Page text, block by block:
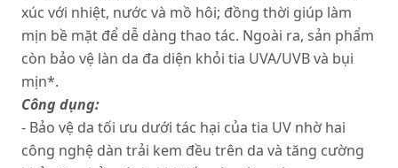
xúc với nhiệt, nước và mồ hôi; đồng thời giúp làm
mịn bề mặt để dễ dàng thao tác. Ngoài ra, sản phẩm
còn bảo vệ làn da đa diện khỏi tia UVA/UVB và bụi
mịn*.
Công dụng:
- Bảo vệ da tối ưu dưới tác hại của tia UV nhờ hai
công nghệ dàn trải kem đều trên da và tăng cường